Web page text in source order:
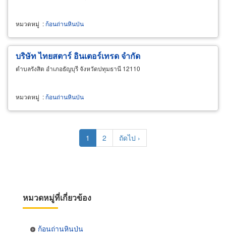
หมวดหมู่ : ก้อนถ่านหินป่น
บริษัท ไทยสตาร์ อินเตอร์เทรด จำกัด
ตำบลรังสิต อำเภอธัญบุรี จังหวัดปทุมธานี 12110
หมวดหมู่ : ก้อนถ่านหินป่น
Current
page
1 Page
2
Next
page
ถัดไป ›
หมวดหมู่ที่เกี่ยวข้อง
ก้อนถ่านหินป่น